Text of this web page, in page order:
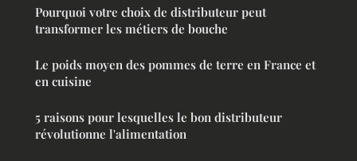
Pourquoi votre choix de distributeur peut
transformer les métiers de bouche
Le poids moyen des pommes de terre en France et
en cuisine
5 raisons pour lesquelles le bon distributeur
révolutionne l'alimentation